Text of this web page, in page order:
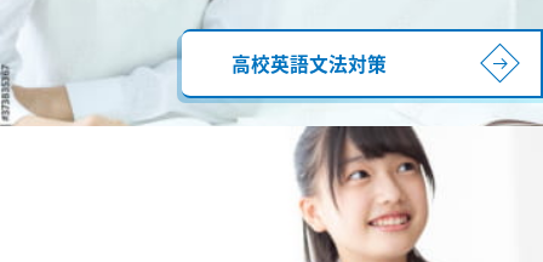
高校英語文法対策